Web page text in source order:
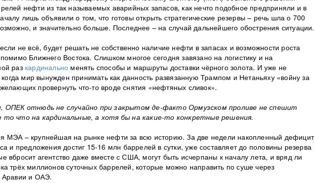
нефти из так называемых аварийных запасов, как нечто подобное предприняли и в
лишь объявили о том, что готовы открыть стратегические резервы – речь шла о 700
и значительно больше. Последнее – на случай дальнейшего обострения ситуации.
не всё, будет решать не собственно наличие нефти в запасах и возможности роста
Ближнего Востока. Слишком многое сегодня завязано на логистику и на
раз кардинально менять способы и маршруты доставки чёрного золота. И уже не
мир вынужден принимать как данность развязанную Трампом и Нетаньяху «войну за
провернуть что-то вроде снятия «нефтяных сливок».
ОПЕК отнюдь не случайно при закрытом де-факто Ормузском проливе не спешит
то что на кардинальные, а хотя бы на какие-то конкретные решения.
МЭА – крупнейшая на рынке нефти за всю историю. За две недели накопленный дефицит
и предложения достиг 15-16 млн баррелей в сутки, уже составляет до половины резерва
агентство даже вместе с США, могут быть исчерпаны к началу лета, и вряд ли
трёх миллионов суточных баррелей, которые можно направить по суше через
Аравии и ОАЭ.